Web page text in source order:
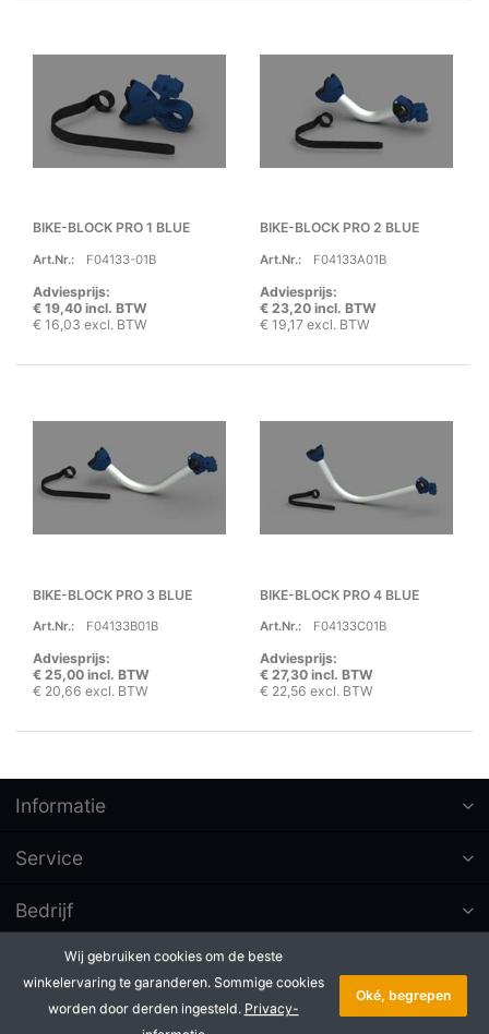
BIKE-BLOCK PRO 1 BLUE
Art.Nr.: F04133-01B
Adviesprijs:
€ 19,40 incl. BTW
€ 16,03 excl. BTW
BIKE-BLOCK PRO 2 BLUE
Art.Nr.: F04133A01B
Adviesprijs:
€ 23,20 incl. BTW
€ 19,17 excl. BTW
BIKE-BLOCK PRO 3 BLUE
Art.Nr.: F04133B01B
Adviesprijs:
€ 25,00 incl. BTW
€ 20,66 excl. BTW
BIKE-BLOCK PRO 4 BLUE
Art.Nr.: F04133C01B
Adviesprijs:
€ 27,30 incl. BTW
€ 22,56 excl. BTW
Informatie
Service
Bedrijf
Abonneer op nieuwsbrieven
* Alle prijzen excl. btw, plus
Copyright © 2026 Badé B.V.. Alle
Wij gebruiken cookies om de beste
winkelervaring te garanderen. Sommige cookies
worden door derden ingesteld. Privacy-
Oké, begrepen